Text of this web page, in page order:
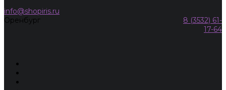
info@shopiris.ru
Оренбург
8 (3532) 61-
17-64